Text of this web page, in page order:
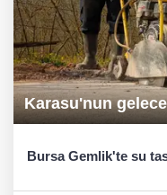
Karasu'nun
Bursa Gemlik'te su